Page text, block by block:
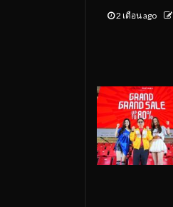
2 เดือน ago